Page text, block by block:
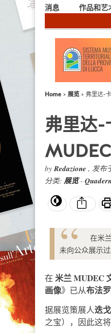
消息 作品和艺
Home 展览 弗里达-
弗里达-
byRedazione , 发布
分类: 展览-
在米
未向公众展示过
在 米兰MUDEC
画像》已从布法罗
据展览策展人迭
之宝），因此这